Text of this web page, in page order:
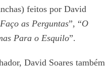
feitos por David
as Perguntas”, “O
Para o Esquilo”.
David Soares também